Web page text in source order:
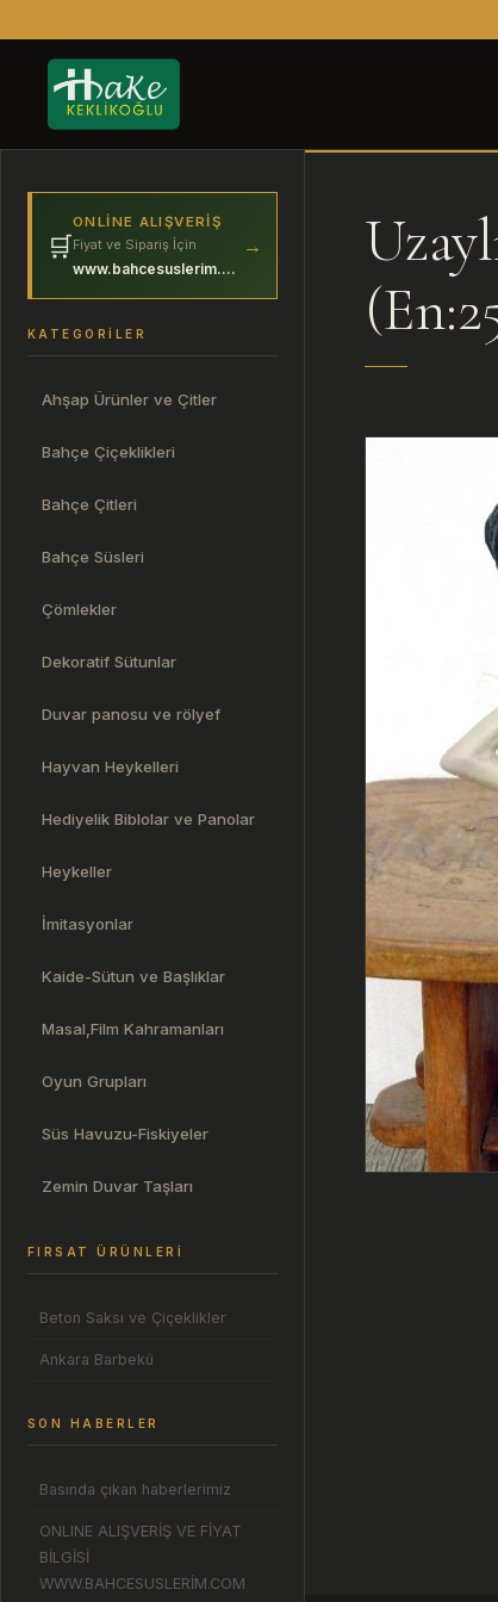
🛒
ONLINE ALIŞVERIŞ
Fiyat ve Sipariş İçin
www.bahcesuslerim.com
→
KATEGORILER
Ahşap Ürünler ve Çitler
Bahçe Çiçeklikleri
Bahçe Çitleri
Bahçe Süsleri
Çömlekler
Dekoratif Sütunlar
Duvar panosu ve rölyef
Hayvan Heykelleri
Hediyelik Biblolar ve Panolar
Heykeller
İmitasyonlar
Kaide-Sütun ve Başlıklar
Masal,Film Kahramanları
Oyun Grupları
Süs Havuzu-Fiskiyeler
Zemin Duvar Taşları
FIRSAT ÜRÜNLERI
Beton Saksı ve Çiçeklikler
Ankara Barbekü
SON HABERLER
Basında çıkan haberlerimiz
ONLINE ALIŞVERİŞ VE FİYAT
BİLGİSİ
WWW.BAHCESUSLERİM.COM